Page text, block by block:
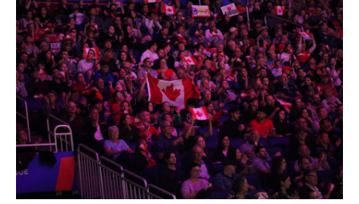
Les
se
de
tels
que
LIENS UTILES
JOINDRE L'ÉQUIPE
À PROPOS DE NOUS
NOTRE EXPERTISE
FAQ
CONTACTEZ-NOUS
COMMUNAUTÉ
FACEBOOK
INSTAGRAM
LINKEDIN
TIKTOK